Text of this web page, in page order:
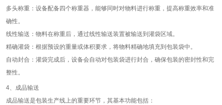
多头称重：设备配备四个称重器，能够同时对物料进行称重，提高称重效率和准
确性。
线性输送：物料在称重后，通过线性输送装置被输送到灌袋区域。
精确灌袋：根据预设的重量或体积要求，将物料精确地填充到包装袋中。
自动封合：灌袋完成后，设备会自动对包装袋进行封合，确保包装的密封性和完
整性。
4、成品输送
成品输送是包装生产线上的重要环节，其基本功能包括：